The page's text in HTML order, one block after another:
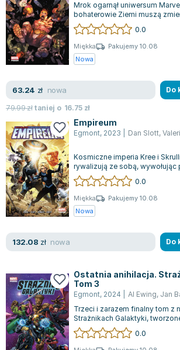
Mrok ogarnął uniwersum
bohaterowie Ziemi muszą
Nocy i jej przerażającym
0.0
Miękka
Pakujemy 10.08
Nowa
63.24 zł nowa
79.99złtaniej o 16.75 zł
Do
Empireum
Egmont, 2023 Dan Slott,
Kosmiczne imperia Kree i
rywalizują ze sobą, wywołując
niszczycielskie konflikty na
kom...
0.0
Miękka
Pakujemy 10.08
Nowa
132.08 zł nowa Do
Ostatnia anihilacja.
Tom 3
Egmont, 2024 Al Ewing, Jan
Trzeci i zarazem finalny tom z
Strażnikach Galaktyki,
inicjatywy Marvel Fresh,
0.0